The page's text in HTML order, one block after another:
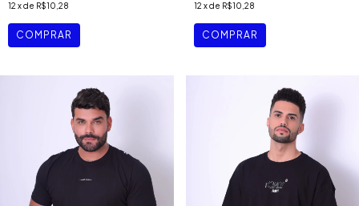
12 x de R$10,28
COMPRAR
12 x de R$10,28
COMPRAR